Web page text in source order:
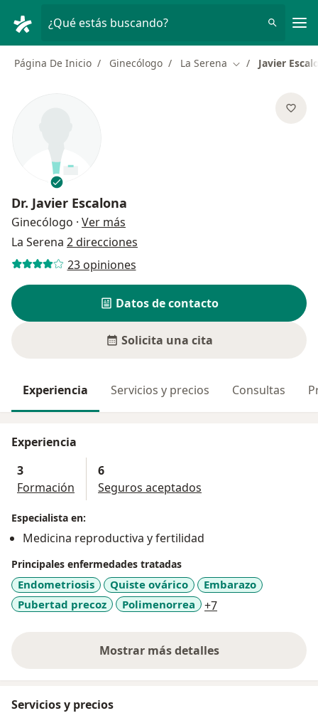
¿Qué estás buscando?
Página De Inicio Ginecólogo La Serena Cambiar de
Javier
Dr. Javier Escalona
Ginecólogo · Ver más
La Serena 2 direcciones
23 opiniones
Datos de contacto
Solicita una cita
Experiencia Servicios y precios Consultas
Experiencia
3
Formación
6
Seguros aceptados
Especialista en:
Medicina reproductiva y fertilidad
Principales enfermedades tratadas
Endometriosis Quiste ovárico
Embarazo
Pubertad precoz
Polimenorrea +7
Mostrar más detalles
sobre la experiencia
Servicios y precios